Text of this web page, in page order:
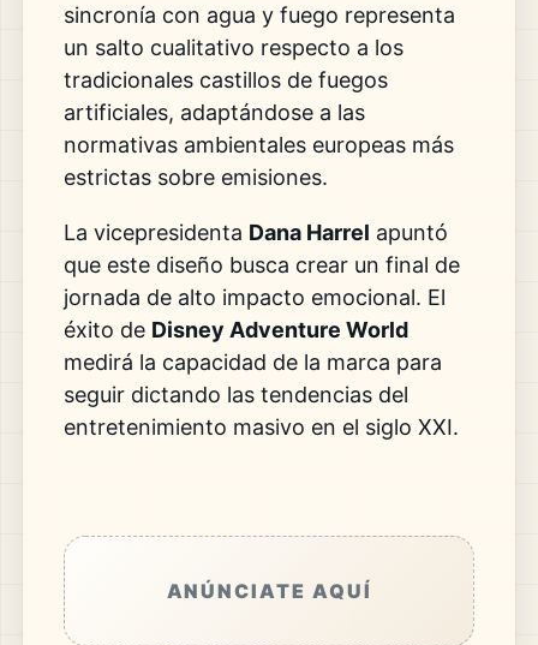
sincronía con agua y fuego representa
un salto cualitativo respecto a los
tradicionales castillos de fuegos
artificiales, adaptándose a las
normativas ambientales europeas más
estrictas sobre emisiones.
La vicepresidenta Dana Harrel apuntó
que este diseño busca crear un final de
jornada de alto impacto emocional. El
éxito de Disney Adventure World
medirá la capacidad de la marca para
seguir dictando las tendencias del
entretenimiento masivo en el siglo XXI.
ANÚNCIATE AQUÍ